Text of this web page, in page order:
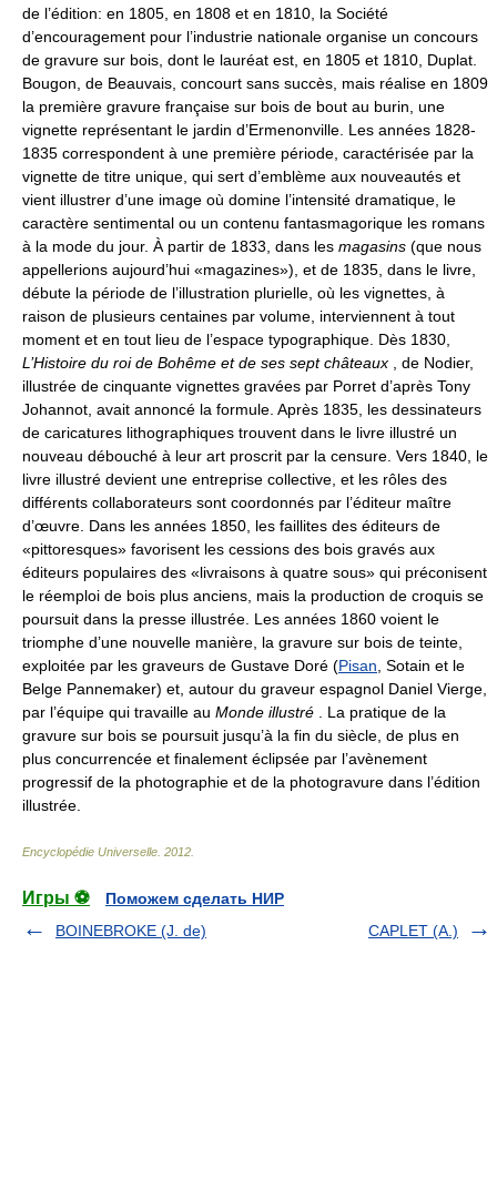
de l’édition: en 1805, en 1808 et en 1810, la Société
d’encouragement pour l’industrie nationale organise un concours
de gravure sur bois, dont le lauréat est, en 1805 et 1810, Duplat.
Bougon, de Beauvais, concourt sans succès, mais réalise en 1809
la première gravure française sur bois de bout au burin, une
vignette représentant le jardin d’Ermenonville. Les années 1828-
1835 correspondent à une première période, caractérisée par la
vignette de titre unique, qui sert d’emblème aux nouveautés et
vient illustrer d’une image où domine l’intensité dramatique, le
caractère sentimental ou un contenu fantasmagorique les romans
à la mode du jour. À partir de 1833, dans les magasins (que nous
appellerions aujourd’hui «magazines»), et de 1835, dans le livre,
débute la période de l’illustration plurielle, où les vignettes, à
raison de plusieurs centaines par volume, interviennent à tout
moment et en tout lieu de l’espace typographique. Dès 1830,
L’Histoire du roi de Bohême et de ses sept châteaux , de Nodier,
illustrée de cinquante vignettes gravées par Porret d’après Tony
Johannot, avait annoncé la formule. Après 1835, les dessinateurs
de caricatures lithographiques trouvent dans le livre illustré un
nouveau débouché à leur art proscrit par la censure. Vers 1840, le
livre illustré devient une entreprise collective, et les rôles des
différents collaborateurs sont coordonnés par l’éditeur maître
d’œuvre. Dans les années 1850, les faillites des éditeurs de
«pittoresques» favorisent les cessions des bois gravés aux
éditeurs populaires des «livraisons à quatre sous» qui préconisent
le réemploi de bois plus anciens, mais la production de croquis se
poursuit dans la presse illustrée. Les années 1860 voient le
triomphe d’une nouvelle manière, la gravure sur bois de teinte,
exploitée par les graveurs de Gustave Doré (Pisan , Sotain et le
Belge Pannemaker) et, autour du graveur espagnol Daniel Vierge,
par l’équipe qui travaille au Monde illustré . La pratique de la
gravure sur bois se poursuit jusqu’à la fin du siècle, de plus en
plus concurrencée et finalement éclipsée par l’avènement
progressif de la photographie et de la photogravure dans l’édition
illustrée.
Encyclopédie Universelle 2012
Игры ⚽
Поможем сделать НИР
BOINEBROKE (J. de)
CAPLET (A.)